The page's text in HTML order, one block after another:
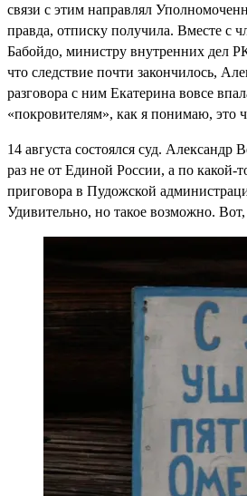
связи с этим направлял
правда, отписку получила. Вместе
Бабойдо, министру внутренних дел
что следствие почти закончилось,
разговора с ним Екатерина вовсе
«покровителям», как я понимаю, это
14 августа состоялся суд.
раз не от Единой России, а по какой-
приговора в Пудожской
Удивительно, но такое возможно.